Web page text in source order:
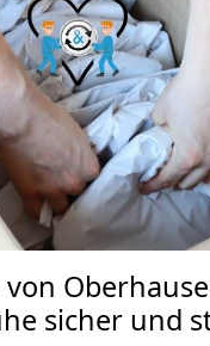
sicher und